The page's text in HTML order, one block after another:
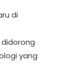
di
yang